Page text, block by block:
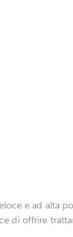
e ad alta
di offrire